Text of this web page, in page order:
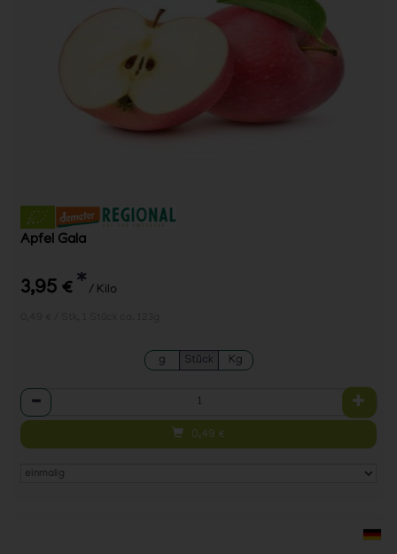
Apfel Gala
3,95 € * / Kilo
g Stück Kg
Anzahl
0,49 €